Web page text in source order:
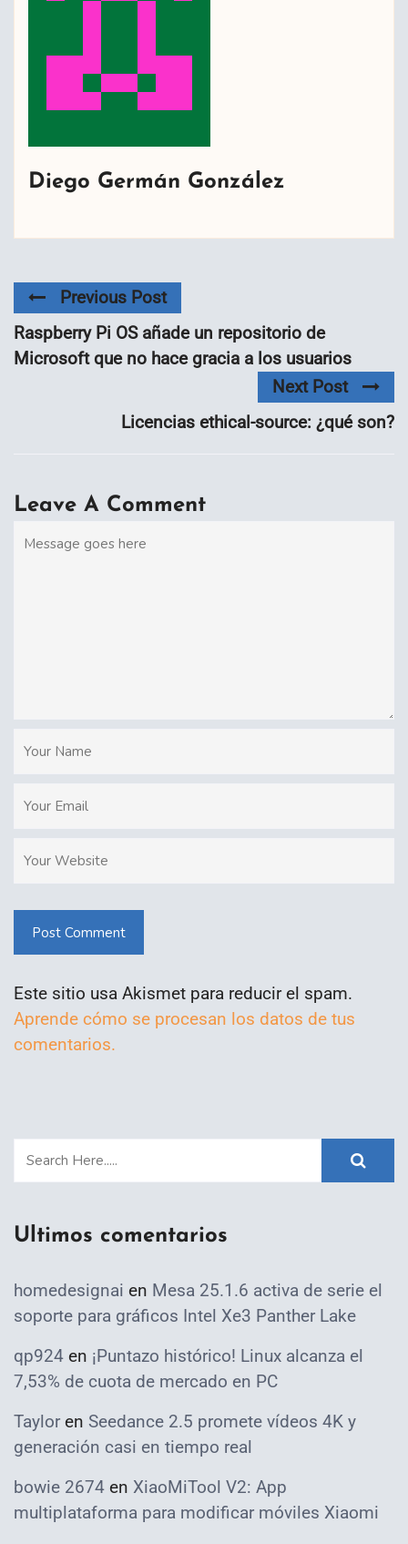
Diego Germán González
Previous Post
Raspberry Pi OS añade un repositorio de
Microsoft que no hace gracia a los usuarios
Next Post
Licencias ethical-source: ¿qué son?
Leave A Comment
Post Comment
Este sitio usa Akismet para reducir el spam.
Aprende cómo se procesan los datos de tus
comentarios.
Ultimos comentarios
homedesignai en Mesa 25.1.6 activa de serie el
soporte para gráficos Intel Xe3 Panther Lake
qp924 en ¡Puntazo histórico! Linux alcanza el
7,53% de cuota de mercado en PC
Taylor en Seedance 2.5 promete vídeos 4K y
generación casi en tiempo real
bowie 2674 en XiaoMiTool V2: App
multiplataforma para modificar móviles Xiaomi